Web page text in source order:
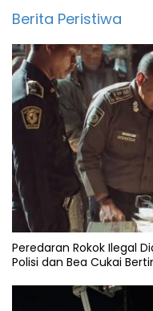
Berita Peristiwa
Peredaran Rokok Ilegal
Polisi dan Bea Cukai